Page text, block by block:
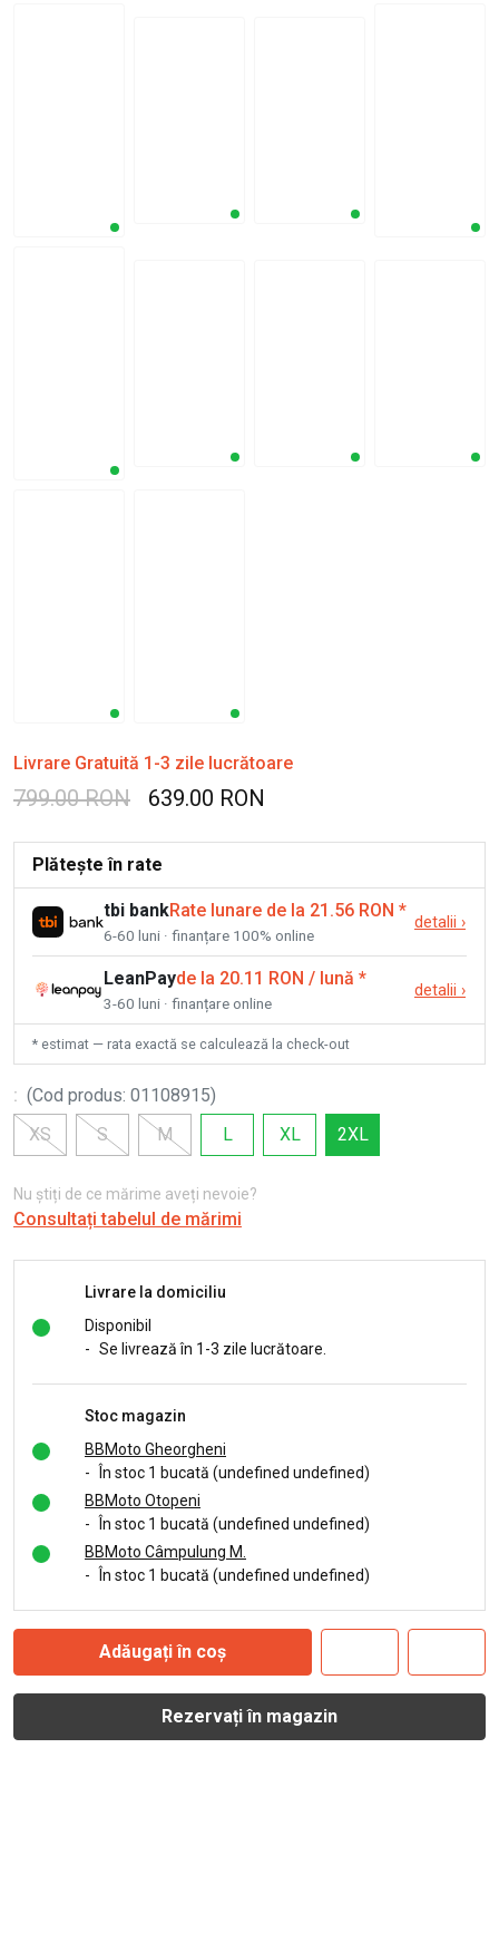
Livrare Gratuită 1-3 zile lucrătoare
799.00 RON 639.00 RON
Plătește în rate
tbi bankRate lunare de la 21.56 RON *
6-60 luni · finanțare 100% online
detalii ›
LeanPayde la 20.11 RON / lună *
3-60 luni · finanțare online
detalii ›
* estimat — rata exactă se calculează la check-out
: (Cod produs: 01108915)
XS
S M L XL 2XL
Nu știți de ce mărime aveți nevoie?
Consultați tabelul de mărimi
Livrare la domiciliu
Disponibil
- Se livrează în 1-3 zile lucrătoare.
Stoc magazin
BBMoto Gheorgheni
-
În stoc 1 bucată (undefined undefined)
BBMoto Otopeni
-
În stoc 1 bucată (undefined undefined)
BBMoto Câmpulung M.
-
În stoc 1 bucată (undefined undefined)
Adăugați în coș
Rezervați în magazin